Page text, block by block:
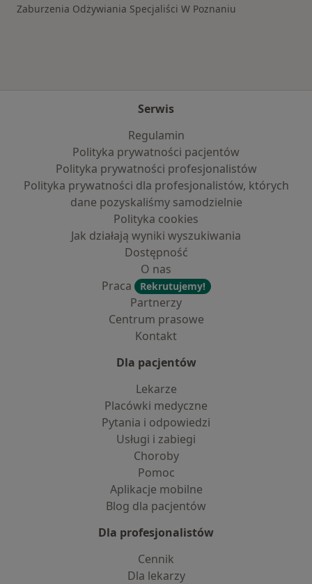
Zaburzenia Odżywiania Specjaliści W Poznaniu
Serwis
Regulamin
Polityka prywatności pacjentów
Polityka prywatności profesjonalistów
Polityka prywatności dla profesjonalistów, których
dane pozyskaliśmy samodzielnie
Polityka cookies
Jak działają wyniki wyszukiwania
Dostępność
O nas
Praca
Rekrutujemy!
Partnerzy
Centrum prasowe
Kontakt
Dla pacjentów
Lekarze
Placówki medyczne
Pytania i odpowiedzi
Usługi i zabiegi
Choroby
Pomoc
Aplikacje mobilne
Blog dla pacjentów
Dla profesjonalistów
Cennik
Dla lekarzy